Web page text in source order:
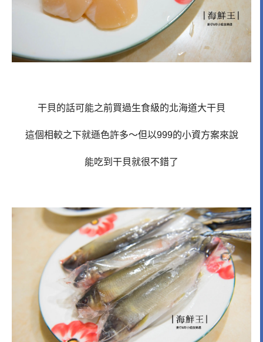
干貝的話可能之前買過生食級的北海道大干貝
這個相較之下就遜色許多～但以999的小資方案來說
能吃到干貝就很不錯了